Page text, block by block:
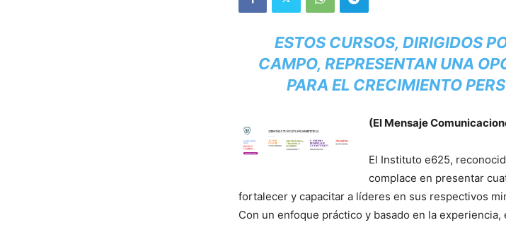
ESTOS CURSOS, DIRIGIDOS
CAMPO, REPRESENTAN UNA
PARA EL CRECIMIENTO
(El Mensaje
El Instituto e625,
complace en presentar
fortalecer y capacitar a líderes en sus respectivos
Con un enfoque práctico y basado en la